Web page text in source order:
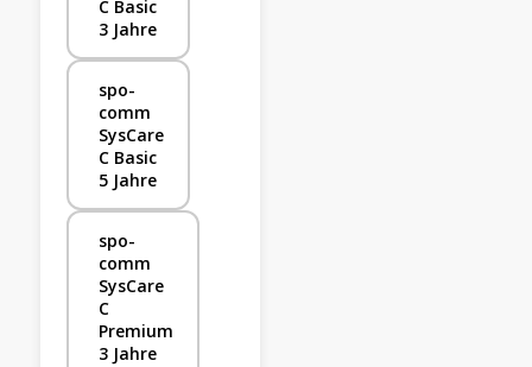
C Basic
3 Jahre
spo-
comm
SysCare
C Basic
5 Jahre
spo-
comm
SysCare
C
Premium
3 Jahre